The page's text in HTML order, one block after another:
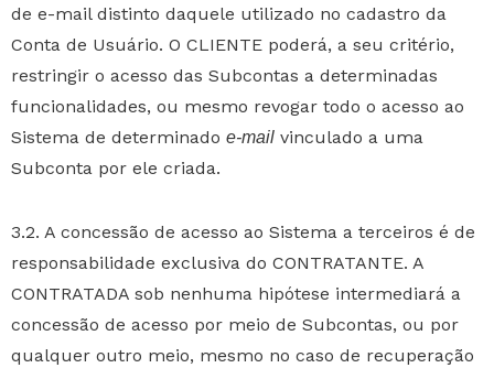
de e-mail distinto daquele utilizado no cadastro da
Conta de Usuário. O CLIENTE poderá, a seu critério,
restringir o acesso das Subcontas a determinadas
funcionalidades, ou mesmo revogar todo o acesso ao
Sistema de determinado e-mail vinculado a uma
Subconta por ele criada.
3.2. A concessão de acesso ao Sistema a terceiros é de
responsabilidade exclusiva do CONTRATANTE. A
CONTRATADA sob nenhuma hipótese intermediará a
concessão de acesso por meio de Subcontas, ou por
qualquer outro meio, mesmo no caso de recuperação